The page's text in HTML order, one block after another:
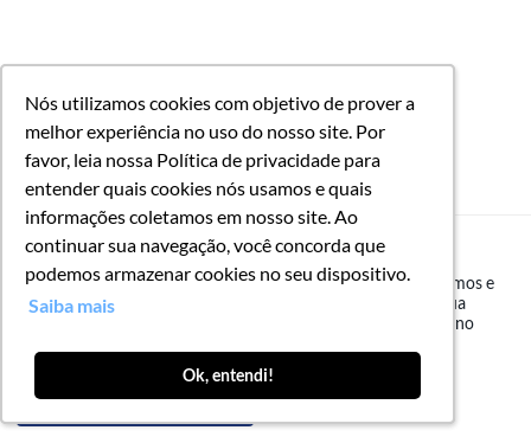
Nós utilizamos cookies com objetivo de prover a
melhor experiência no uso do nosso site. Por
favor, leia nossa Política de privacidade para
entender quais cookies nós usamos e quais
informações coletamos em nosso site. Ao
continuar sua navegação, você concorda que
podemos armazenar cookies no seu dispositivo.
Saiba mais
Ok, entendi!
Nós utilizamos cookies com objetivo de prover a
melhor experiência no uso do nosso site. Por
favor, leia nossa Política de privacidade para
entender quais cookies nós usamos e quais
informações coletamos em nosso site. Ao
continuar sua navegação, você concorda que
podemos armazenar cookies no seu dispositivo.
Saiba mais
Ok, entendi!
Nós utilizamos cookies com objetivo de prover a melhor
experiência no uso do nosso site. Por favor, leia nossa
Política de privacidadepara entender quais cookies nós usamos e
quais informações coletamos em nosso site. Ao continuar sua
navegação, você concorda que podemos armazenar cookies no
EU ACEITO